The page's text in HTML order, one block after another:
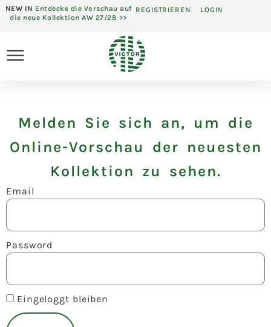
NEW IN Entdecke die Vorschau auf
die neue Kollektion AW 27/28 >>
REGISTRIEREN LOGIN
Melden Sie sich an, um die
Online-Vorschau der neuesten
Kollektion zu sehen.
Email
Password
Eingeloggt bleiben